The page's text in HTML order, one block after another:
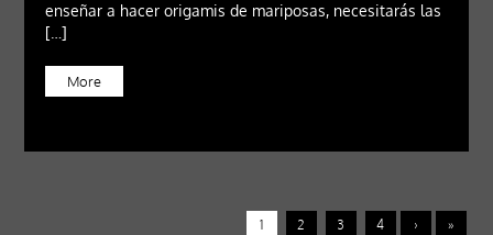
enseñar a hacer origamis de mariposas, necesitarás las
[…]
More
1 2 3 4 › »